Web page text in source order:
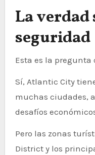
La verdad
seguridad
Esta es la
Sí, Atlantic City
muchas ciudades,
desafíos
Pero las zonas
District y los